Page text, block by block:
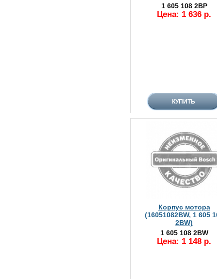
1 605 108 2BP
Цена: 1 636 р.
Корпус мотора
(16051082BW, 1 605
2BW)
1 605 108 2BW
Цена: 1 148 р.